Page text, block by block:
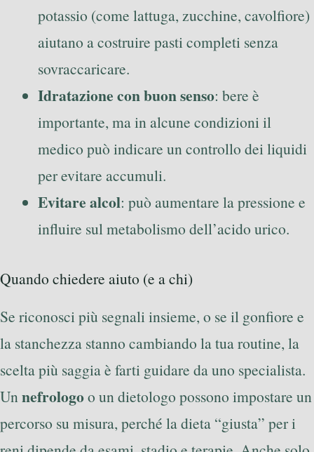
potassio (come lattuga, zucchine, cavolfiore)
aiutano a costruire pasti completi senza
sovraccaricare.
Idratazione con buon senso: bere è
importante, ma in alcune condizioni il
medico può indicare un controllo dei liquidi
per evitare accumuli.
Evitare alcol: può aumentare la pressione e
influire sul metabolismo dell’acido urico.
Quando chiedere aiuto (e a chi)
Se riconosci più segnali insieme, o se il gonfiore e
la stanchezza stanno cambiando la tua routine, la
scelta più saggia è farti guidare da uno specialista.
Unnefrologoo un dietologo possono impostare un
percorso su misura, perché la dieta “giusta” per i